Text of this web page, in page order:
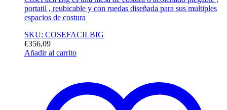
portatil , reubicable y con ruedas diseñada para sus multiples
espacios de costura
SKU: COSEFACILBIG
€356,09
Añadir al carrito